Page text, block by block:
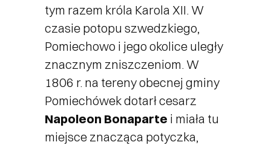
tym razem króla Karola XII. W
czasie potopu szwedzkiego,
Pomiechowo i jego okolice uległy
znacznym zniszczeniom. W
1806 r. na tereny obecnej gminy
Pomiechówek dotarł cesarz
Napoleon Bonaparte i miała tu
miejsce znacząca potyczka,